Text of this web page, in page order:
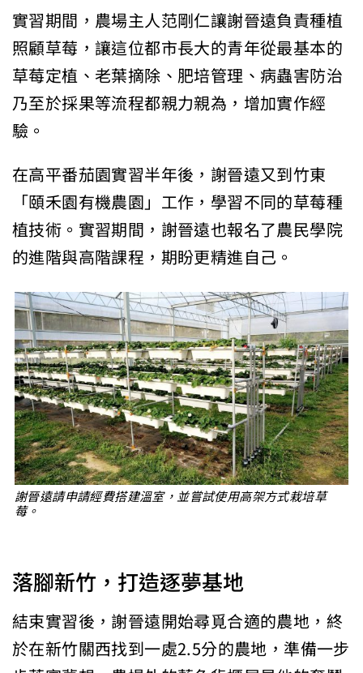
實習期間，農場主人范剛仁讓謝晉遠負責種植
照顧草莓，讓這位都市長大的青年從最基本的
草莓定植、老葉摘除、肥培管理、病蟲害防治
乃至於採果等流程都親力親為，增加實作經
驗。
在高平番茄園實習半年後，謝晉遠又到竹東
「頤禾園有機農園」工作，學習不同的草莓種
植技術。實習期間，謝晉遠也報名了農民學院
的進階與高階課程，期盼更精進自己。
謝晉遠請申請經費搭建溫室，並嘗試使用高架方式栽培草
莓。
落腳新竹，打造逐夢基地
結束實習後，謝晉遠開始尋覓合適的農地，終
於在新竹關西找到一處2.5分的農地，準備一步